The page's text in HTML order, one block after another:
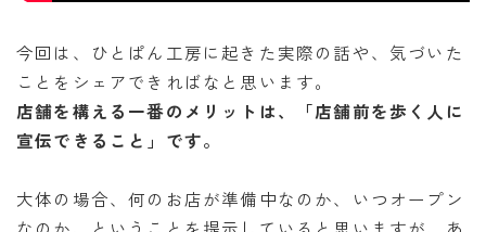
アクセス
求人
お問い合わせ
今回は、ひとぱん工房に起きた実際の話や、気づいた
ことをシェアできればなと思います。
店舗を構える一番のメリットは、「店舗前を歩く人に
宣伝できること」です。
大体の場合、何のお店が準備中なのか、いつオープン